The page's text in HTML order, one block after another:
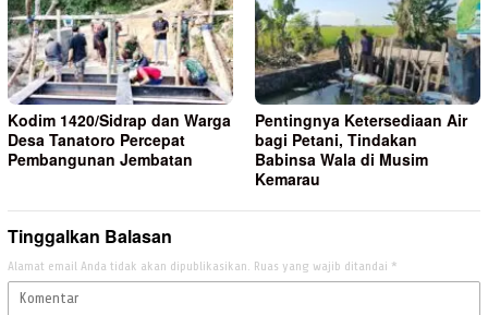
Kodim 1420/Sidrap dan Warga
Desa Tanatoro Percepat
Pembangunan Jembatan
Pentingnya Ketersediaan Air
bagi Petani, Tindakan
Babinsa Wala di Musim
Kemarau
Tinggalkan Balasan
Alamat email Anda tidak akan dipublikasikan. Ruas yang wajib ditandai *